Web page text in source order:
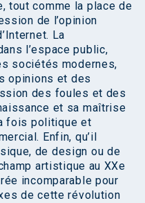
tout comme la place de
de l’opinion
La
l’espace public,
sociétés modernes,
opinions et des
des foules et des
et sa maîtrise
fois politique et
Enfin, qu’il
de design ou de
artistique au XXe
incomparable pour
de cette révolution